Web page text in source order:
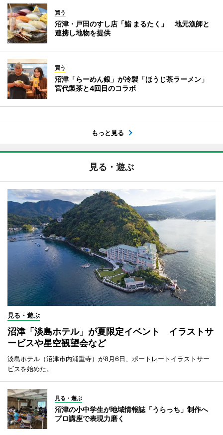
買う
沼津・戸田のすし店「鮨 まるたく」 地元漁師と
連携し地物を提供
買う
沼津「らーめん銀」が冷製「ほうじ茶ラーメン」
宮代製茶と4回目のコラボ
もっと見る
見る・遊ぶ
見る・遊ぶ
沼津「淡島ホテル」が夏限定イベント イラストサ
ービスや星空観望会など
淡島ホテル（沼津市内浦重寺）が8月6日、ポートレートイラストサー
ビスを始めた。
見る・遊ぶ
沼津の小中学生が地域情報誌「うらっち」制作へ
プロ講座で表現力磨く